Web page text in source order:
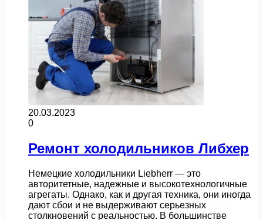
20.03.2023
0
Ремонт холодильников Либхер
Немецкие холодильники Liebherr — это
авторитетные, надежные и высокотехнологичные
агрегаты. Однако, как и другая техника, они иногда
дают сбои и не выдерживают серьезных
столкновений с реальностью. В большинстве